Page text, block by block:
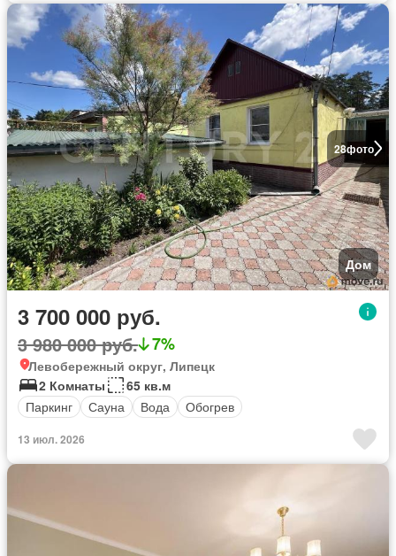
28фото
Дом
3 700 000 руб.
3 980 000 руб. 7%
Левобережный округ, Липецк
2 Комнаты
65 кв.м
Паркинг
Сауна Вода Обогрев
13 июл. 2026